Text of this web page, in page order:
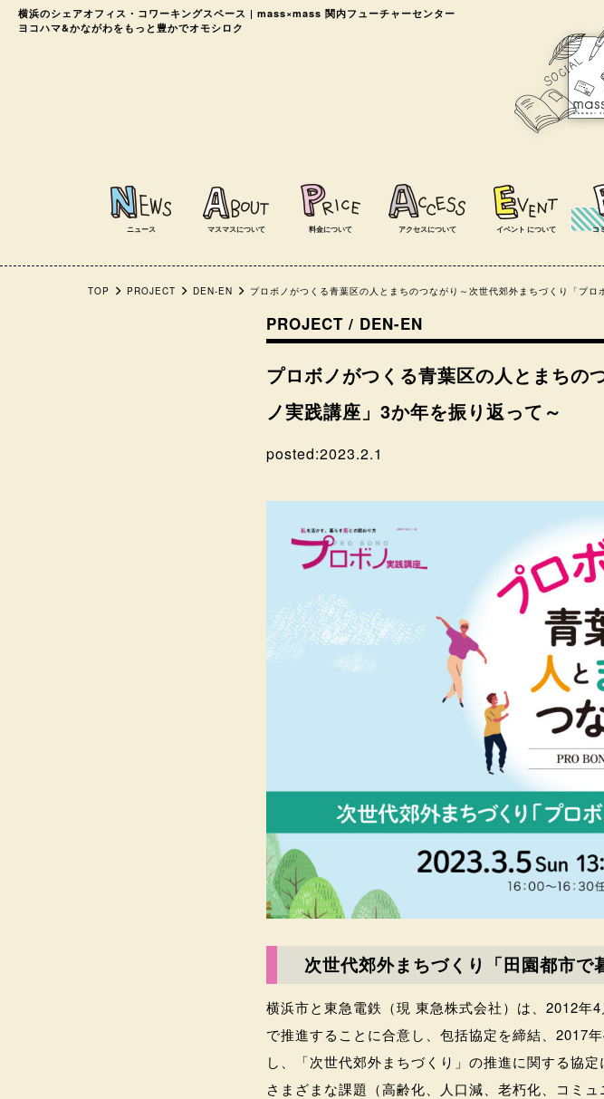
横浜のシェアオフィス・コワーキングスペース | mass×mass 関内フューチャーセンター
ヨコハマ&かながわをもっと豊かでオモシロク
ニュース マスマスについて 料金について アクセスについて イベント について コ
TOP PROJECT DEN-EN プロボノがつくる青葉区の人とまちのつながり～次世代郊外まちづくり「プロ
PROJECT / DEN-EN
プロボノがつくる青葉区の人とまちの
ノ実践講座」3か年を振り返って～
posted:2023.2.1
次世代郊外まちづくり「田園都市
横浜市と東急電鉄（現 東急株式会社）は、2012年
で推進することに合意し、包括協定を締結、2017
し、「次世代郊外まちづくり」の推進に関する協
さまざまな課題（高齢化、人口減、老朽化、コミ